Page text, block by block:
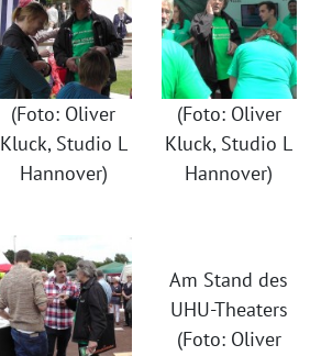
(Foto: Oliver
Kluck, Studio L
Hannover)
(Foto: Oliver
Kluck, Studio L
Hannover)
Am Stand des
UHU-Theaters
(Foto: Oliver